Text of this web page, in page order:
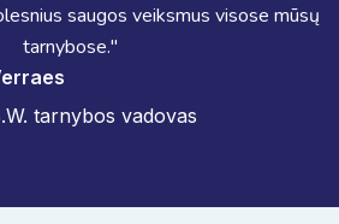
saugos veiksmus visose mūsų
tarnybose."
tarnybos vadovas